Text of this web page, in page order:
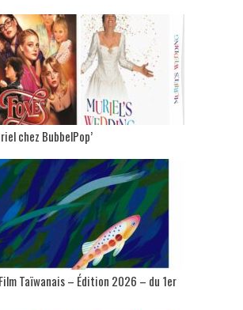
chez BubbelPop’
Taïwanais – Édition 2026 – du 1er